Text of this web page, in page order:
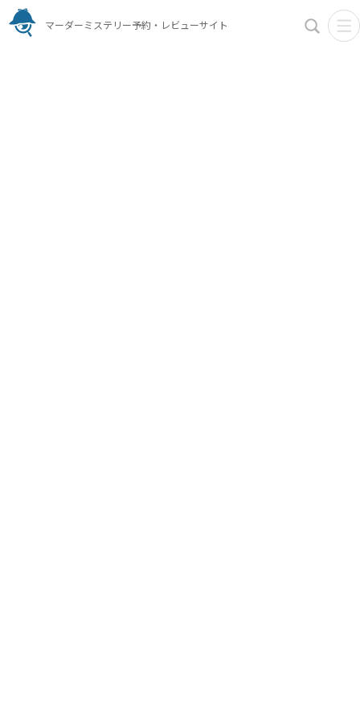
マーダーミステリー予約・レビューサイト